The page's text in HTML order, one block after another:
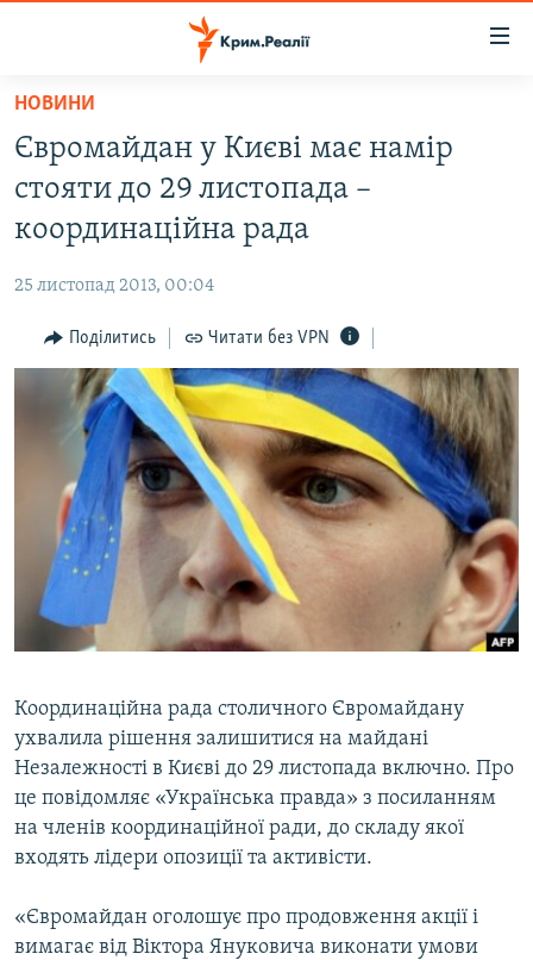
Перейти
основного
матеріалу
до
основної
Перейти
до
пошуку
ВОДА.КРИМ
БЛОГИ
ПОГЛЯД
ІНТЕРВ'Ю
ВСЕ ЗА ДЕНЬ
СПЕЦПРОЕКТИ
ДЕПОРТАЦІЯ
ВІДЕОУРОКИ «ELIFBE»
СВІДЧЕННЯ ОКУПАЦІЇ
УКРАЇНСЬКА ПРОБЛЕМА КРИМУ
ЯК ОБІЙТИ БЛОКУВАННЯ
Русский
Qırımtatar
Усі сайти RFE/RL
НОВИНИ
Євромайдан у Києві має намір
стояти до 29 листопада –
координаційна рада
25 листопад 2013, 00:04
Поділитись Читати без VPN
Координаційна рада столичного Євромайдану
ухвалила рішення залишитися на майдані
Незалежності в Києві до 29 листопада включно. Про
це повідомляє «Українська правда» з посиланням
на членів координаційної ради, до складу якої
входять лідери опозиції та активісти.
«Євромайдан оголошує про продовження акції і
вимагає від Віктора Януковича виконати умови